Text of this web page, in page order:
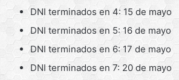
DNI terminados en 4: 15 de mayo
DNI terminados en 5: 16 de mayo
DNI terminados en 6: 17 de mayo
DNI terminados en 7: 20 de mayo